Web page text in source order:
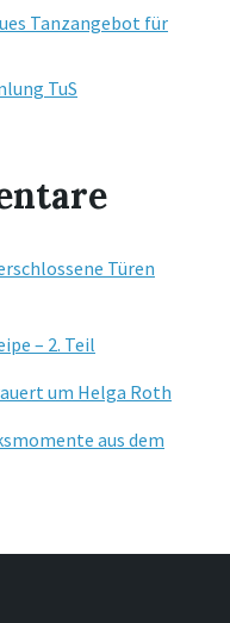
Tanzangebot für
TuS
Türen
– 2. Teil
um Helga Roth
aus dem